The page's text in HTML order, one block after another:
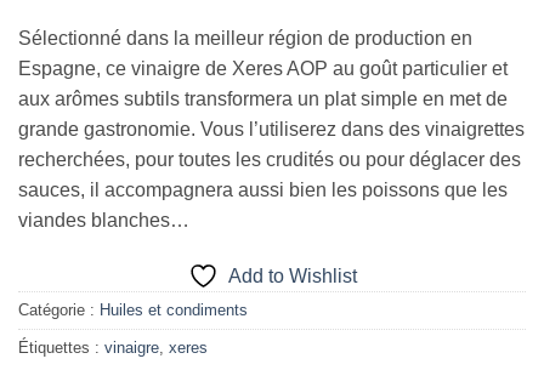
Sélectionné dans la meilleur région de production en
Espagne, ce vinaigre de Xeres AOP au goût particulier et
aux arômes subtils transformera un plat simple en met de
grande gastronomie. Vous l’utiliserez dans des vinaigrettes
recherchées, pour toutes les crudités ou pour déglacer des
sauces, il accompagnera aussi bien les poissons que les
viandes blanches…
Add to Wishlist
Catégorie : Huiles et condiments
Étiquettes : vinaigre, xeres